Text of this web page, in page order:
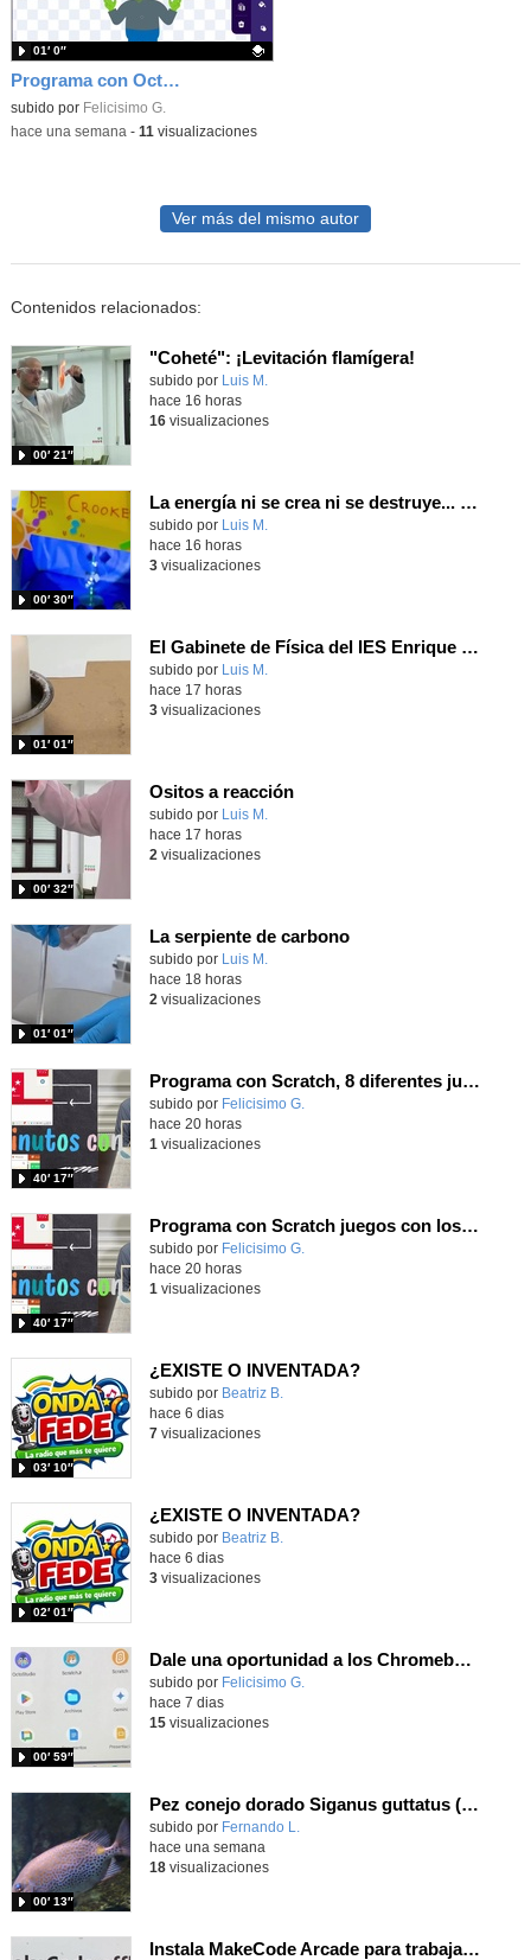
Programa con OctoStudio, un juego homenajeando al House of the dead con Zombies
Contenido educativo.
subido por Felicisimo G.
01′ 0″
-hace una semana - 11 visualizaciones
Ver más del mismo autor
Contenidos relacionados:
"Coheté": ¡Levitación flamígera!
Contenido educativo.
subido por Luis M.
00′ 21″
hace 16 horas
16visualizaciones
La energía ni se crea ni se destruye... ¡se experimenta! El Tierno en la Feria Madrid es Ciencia 2026
Contenido educativo.
subido por Luis M.
00′ 30″
hace 16 horas
3visualizaciones
El Gabinete de Física del IES Enrique Tierno Galván de Parla (Curso 25-26)
Contenido educativo.
subido por Luis M.
01′ 01″
hace 17 horas
3visualizaciones
Ositos a reacción
Contenido educativo.
subido por Luis M.
00′ 32″
hace 17 horas
2 visualizaciones
La serpiente de carbono
Contenido educativo.
subido por Luis M.
01′ 01″
hace 18 horas
2 visualizaciones
Programa con Scratch, 8 diferentes juegos para vivir la emoción de los partidos de España en el mundial 2026
Contenido educativo.
subido por Felicisimo G.
40′ 17″
hace 20 horas
1 visualizaciones
Programa con Scratch juegos con los partidos del mundial 2026 ganados por España
Contenido educativo.
subido por Felicisimo G.
40′ 17″
hace 20 horas
1 visualizaciones
¿EXISTE O INVENTADA?
Contenido educativo.
subido por Beatriz B.
03′ 10″
hace 6 dias
7visualizaciones
¿EXISTE O INVENTADA?
Contenido educativo.
subido por Beatriz B.
02′ 01″
hace 6 dias
3visualizaciones
Dale una oportunidad a los Chromebooks y utiliza un proyector para realizar talleres si no tienes pantallas táctiles
Contenido educativo.
subido por Felicisimo G.
00′ 59″
hace 7 dias
15visualizaciones
Pez conejo dorado Siganus guttatus (Bloch, 1786)
Contenido educativo.
subido por Fernando L.
00′ 13″
hace una semana
18visualizaciones
Instala MakeCode Arcade para trabajar offline en tu tablet, ordenador, Chromebook